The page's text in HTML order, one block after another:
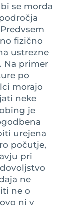
se morda
fizično
ustrezne
Na primer
po
morajo
neke
je
urejena
počutje,
pri
ne
ne o
ni v